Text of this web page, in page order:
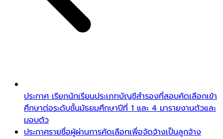
ประกาศ เรียกนักเรียนประเภทบัญชีสำรองที่สอบคัดเลือกเข้า
ศึกษาต่อระดับชั้นมัธยมศึกษาปีที่ 1 และ 4 มารายงานตัวและ
มอบตัว
ประกาศรายชื่อผู้ผ่านการคัดเลือกเพื่อจัดจ้างเป็นลูกจ้าง